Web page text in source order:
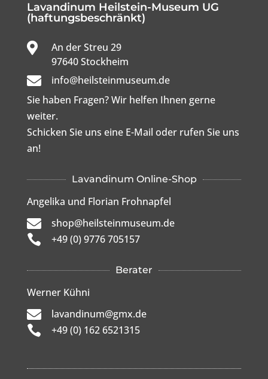
Lavandinum Heilstein-Museum UG
(haftungsbeschränkt)
 An der Streu 29
97640 Stockheim

info@heilsteinmuseum.de
Sie haben Fragen? Wir helfen Ihnen gerne
weiter.
Schicken Sie uns eine E-Mail oder rufen Sie uns
an!
Lavandinum Online-Shop
Angelika und Florian Frohnapfel
 shop@heilsteinmuseum.de
 +49 (0) 9776 705157
Berater
Werner Kühni
 lavandinum@gmx.de
 +49 (0) 162 6521315